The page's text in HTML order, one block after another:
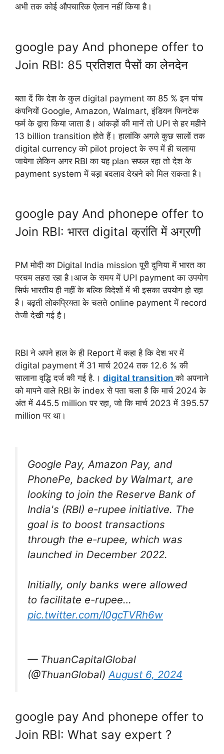
अभी तक कोई औपचारिक ऐलान नहीं किया है।
google pay And phonepe offer to
Join RBI: 85 प्रतिशत पैसों का लेनदेन
बता दें कि देश के कुल digital payment का 85 % इन पांच
कंपनियों Google, Amazon, Walmart, इंडियन फिनटेक
फर्म के द्वारा किया जाता है। आंकड़ों की मानें तो UPI से हर महीने
13 billion transition होते हैं। हालांकि अगले कुछ सालों तक
digital currency को pilot project के रुप में ही चलाया
जायेगा लेकिन अगर RBI का यह plan सफल रहा तो देश के
payment system में बड़ा बदलाव देखने को मिल सकता है।
google pay And phonepe offer to
Join RBI: भारत digital क्रांति में अग्रणी
PM मोदी का Digital India mission पूरी दुनिया में भारत का
परचम लहरा रहा है।आज के समय में UPI payment का उपयोग
सिर्फ भारतीय ही नहीं के बल्कि विदेशों में भी इसका उपयोग हो रहा
है। बढ़ती लोकप्रियता के चलते online payment में record
तेजी देखी गई है।
RBI ने अपने हाल के ही Report में कहा है कि देश भर में
digital payment में 31 मार्च 2024 तक 12.6 % की
सालाना वृद्धि दर्ज की गई है.। digital transitionको अपनाने
को मापने वाले RBI के index से पता चला है कि मार्च 2024 के
अंत में 445.5 million पर रहा, जो कि मार्च 2023 में 395.57
million पर था।
Google Pay, Amazon Pay, and
PhonePe, backed by Walmart, are
looking to join the Reserve Bank of
India's (RBI) e-rupee initiative. The
goal is to boost transactions
through the e-rupee, which was
launched in December 2022.
Initially, only banks were allowed
to facilitate e-rupee…
pic.twitter.com/I0gcTVRh6w
— ThuanCapitalGlobal
(@ThuanGlobal)August 6, 2024
google pay And phonepe offer to
Join RBI: What say expert ?